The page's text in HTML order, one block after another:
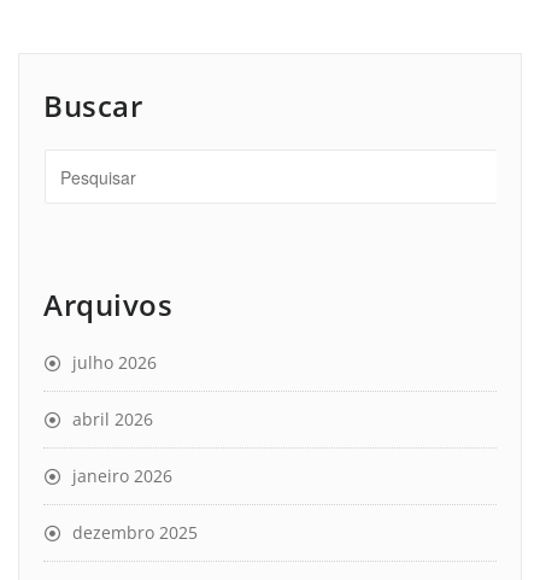
Buscar
Arquivos
julho 2026
abril 2026
janeiro 2026
dezembro 2025